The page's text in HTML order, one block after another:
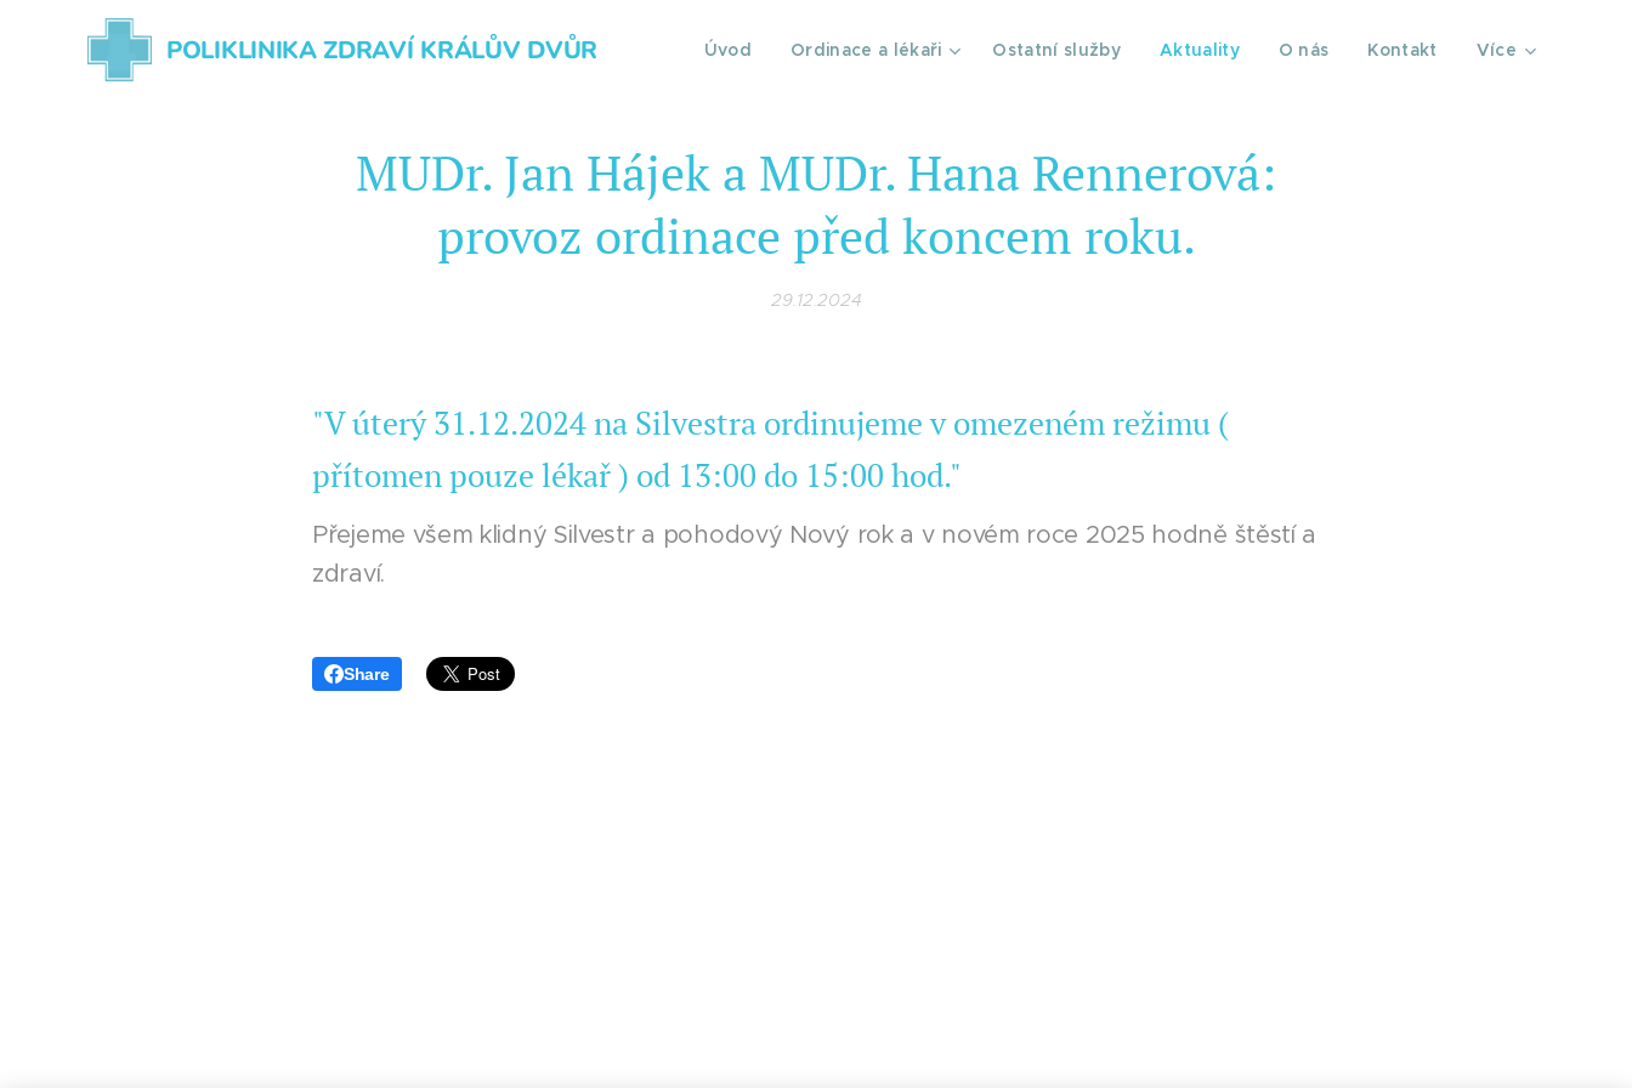
POLIKLINIKA ZDRAVÍ KRÁLŮV DVŮR Úvod Ordinace a lékaři Ostatní služby Aktuality O nás Kontakt Více
MUDr. Jan Hájek a MUDr. Hana Rennerová:
provoz ordinace před koncem roku.
29.12.2024
"V úterý 31.12.2024 na Silvestra ordinujeme v omezeném režimu (
přítomen pouze lékař ) od 13:00 do 15:00 hod."
Přejeme všem klidný Silvestr a pohodový Nový rok a v novém roce 2025 hodně štěstí a
zdraví.
Share